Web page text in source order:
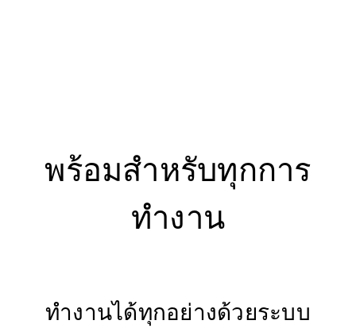
พร้อมสำหรับทุกการ
ทำงาน
ทำงานได้ทุกอย่างด้วยระบบ